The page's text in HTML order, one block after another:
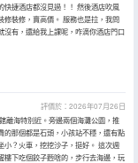
捷酒店都沒見過！！ 然後酒店吹風
修裝修，賣高價。 服務也是拉，我問
沒有，還給我上課呢，咋滴你酒店門口
評價於：2026年07月26日
離海特別近。旁邊兩個海灘公園，推
的那個都是石頭，小孩站不穩，還有點
小？火車，挖挖沙子，挺好。 這次週
樓下吃個餃子麪啥的，步行去海邊，玩